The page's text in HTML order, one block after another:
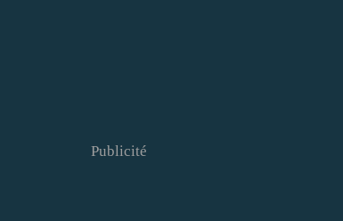
Publicité